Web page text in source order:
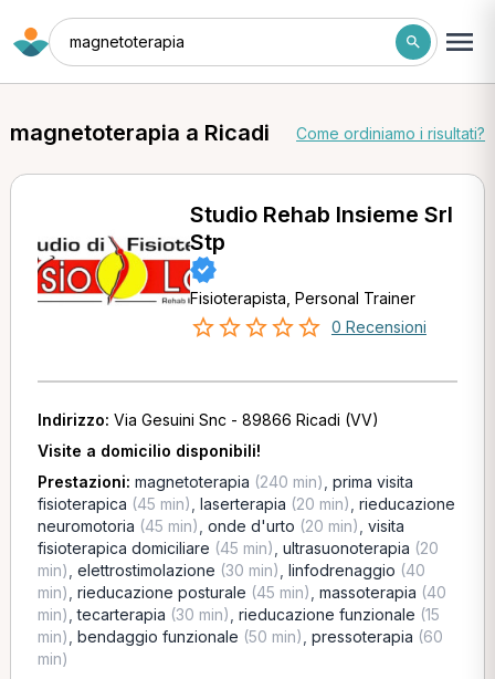
magnetoterapia
magnetoterapia a Ricadi Come ordiniamo i risultati?
Studio Rehab Insieme Srl
Stp
Fisioterapista, Personal Trainer
0 Recensioni
Indirizzo: Via Gesuini Snc - 89866 Ricadi (VV)
Visite a domicilio disponibili!
Prestazioni: magnetoterapia (240 min) prima visita
fisioterapica (45 min) laserterapia (20 min) rieducazione
neuromotoria (45 min) onde d'urto (20 min) visita
fisioterapica domiciliare (45 min) ultrasuonoterapia (20
min) elettrostimolazione (30 min) linfodrenaggio (40
min) rieducazione posturale (45 min) massoterapia (40
min) ,tecarterapia (30 min) rieducazione funzionale (15
min) bendaggio funzionale (50 min) pressoterapia (60
min)